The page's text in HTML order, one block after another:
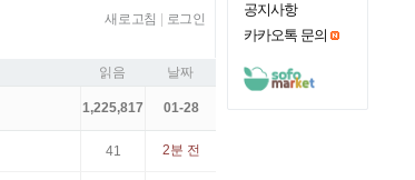
새로고침 로그인
읽음 날짜
1,225,817 01-28
41 2분 전
공지사항
카카오톡 문의